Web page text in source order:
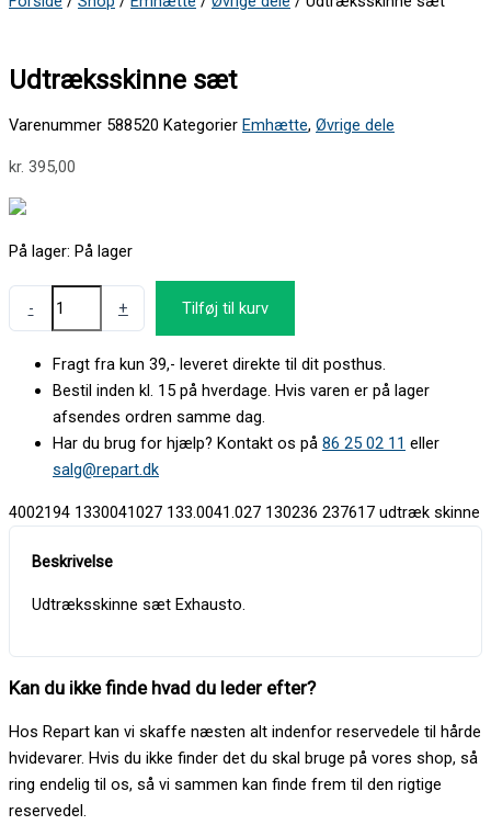
Vaskemaskine
Udtræksskinne sæt
Varenummer 588520 Kategorier Emhætte, Øvrige dele
kr. 395,00
På lager: På lager
- + Tilføj til kurv
Fragt fra kun 39,- leveret direkte til dit posthus.
Bestil inden kl. 15 på hverdage. Hvis varen er på lager
afsendes ordren samme dag.
Har du brug for hjælp? Kontakt os på 86 25 02 11 eller
salg@repart.dk
4002194 1330041027 133.0041.027 130236 237617 udtræk skinne
Udtræksskinne sæt Exhausto.
Kan du ikke finde hvad du leder efter?
Hos Repart kan vi skaffe næsten alt indenfor reservedele til hårde
hvidevarer. Hvis du ikke finder det du skal bruge på vores shop, så
ring endelig til os, så vi sammen kan finde frem til den rigtige
reservedel.